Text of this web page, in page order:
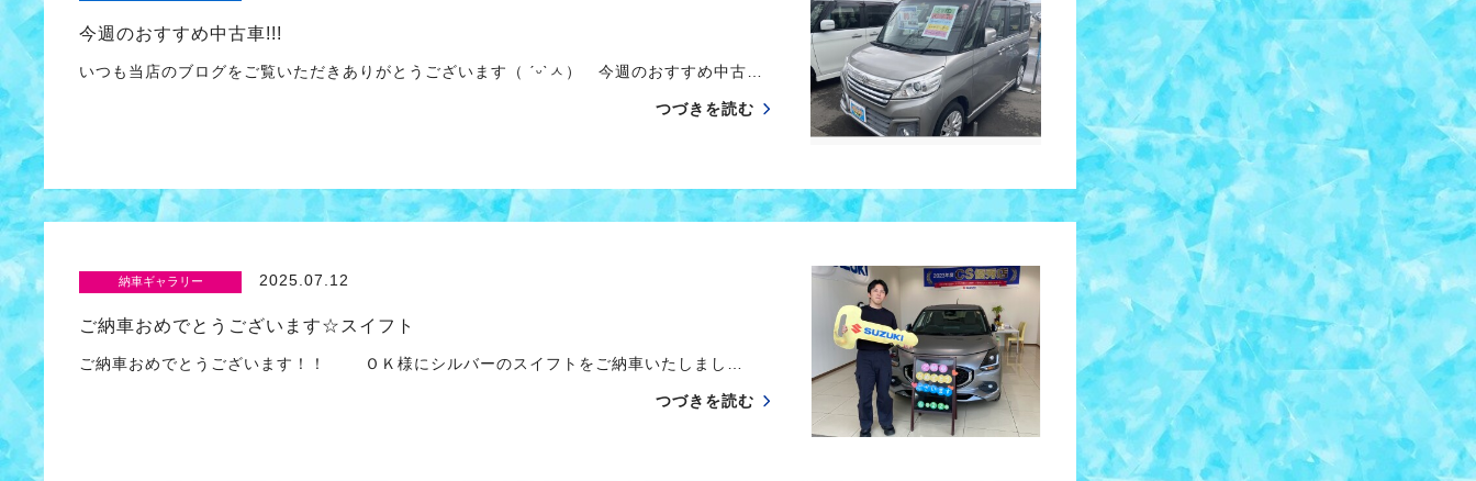
今週のおすすめ中古車!!!
いつも当店のブログをご覧いただきありがとうございます（ ˊᵕˋㅅ） 今週のおすすめ中古…
つづきを読む
納車ギャラリー 2025.07.12
ご納車おめでとうございます☆スイフト
ご納車おめでとうございます！！ ＯＫ様にシルバーのスイフトをご納車いたしまし…
つづきを読む